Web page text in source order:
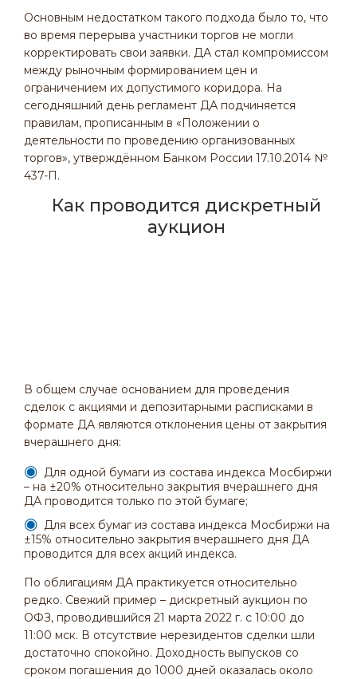
Основным недостатком такого подхода было то, что
во время перерыва участники торгов не могли
корректировать свои заявки. ДА стал компромиссом
между рыночным формированием цен и
ограничением их допустимого коридора. На
сегодняшний день регламент ДА подчиняется
правилам, прописанным в «Положении о
деятельности по проведению организованных
торгов», утверждённом Банком России 17.10.2014 №
437-П.
Как проводится дискретный
аукцион
В общем случае основанием для проведения
сделок с акциями и депозитарными расписками в
формате ДА являются отклонения цены от закрытия
вчерашнего дня:
Для одной бумаги из состава индекса Мосбиржи
– на ±20% относительно закрытия вчерашнего дня
ДА проводится только по этой бумаге;
Для всех бумаг из состава индекса Мосбиржи на
±15% относительно закрытия вчерашнего дня ДА
проводится для всех акций индекса.
По облигациям ДА практикуется относительно
редко. Свежий пример – дискретный аукцион по
ОФЗ, проводившийся 21 марта 2022 г. с 10:00 до
11:00 мск. В отсутствие нерезидентов сделки шли
достаточно спокойно. Доходность выпусков со
сроком погашения до 1000 дней оказалась около